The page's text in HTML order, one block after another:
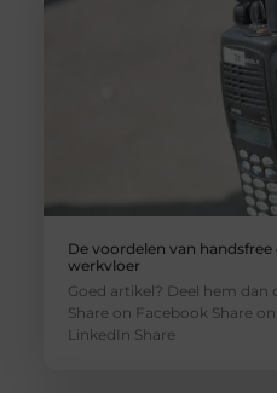
De voordelen van
werkvloer
Goed artikel? Deel hem dan
Share on Facebook Share
LinkedIn Share